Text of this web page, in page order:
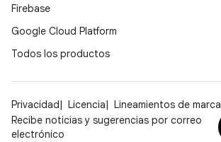
Firebase
Google Cloud Platform
Todos los productos
Privacidad Licencia Lineamientos de marca
Recibe noticias y sugerencias por correo
electrónico